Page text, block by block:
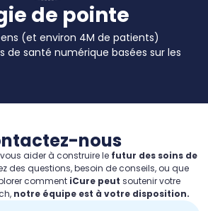
de pointe
(et environ 4M de patients)
de santé numérique basées sur les
nous
aider à construire le futur des soins de
des questions, besoin de conseils, ou que
comment iCure peut soutenir votre
notre équipe est à votre disposition.